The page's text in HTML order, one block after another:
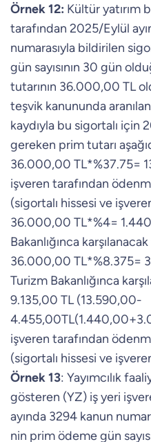
Örnek 12: Kültür yatırım
tarafından 2025/Eylül
numarasıyla bildirilen
gün sayısının 30 gün
tutarının 36.000,00 TL
teşvik kanununda
kaydıyla bu sigortalı için
gereken prim tutarı
36.000,00 TL*%37.75=
işveren tarafından
(sigortalı hissesi ve
36.000,00 TL*%4=
Bakanlığınca
36.000,00 TL*%8.375=
Turizm Bakanlığınca
9.135,00 TL (13.590,00-
işveren tarafından
(sigortalı hissesi ve
Örnek 13: Yayımcılık
gösteren (YZ) iş yeri
ayında 3294 kanun
nin prim ödeme gün